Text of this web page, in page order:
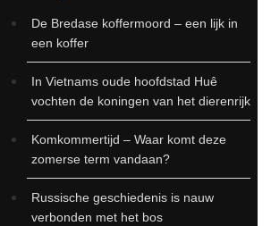
De Bredase koffermoord – een lijk in
een koffer
In Vietnams oude hoofdstad Huê
vochten de koningen van het dierenrijk
Komkommertijd – Waar komt deze
zomerse term vandaan?
Russische geschiedenis is nauw
verbonden met het bos